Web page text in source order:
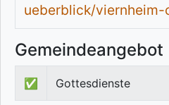
ueberblick/viernheim-
Gemeindeangebot
✅ Gottesdienste